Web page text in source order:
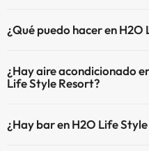
pago) Aquí tienes más info
Piscina al aire libre (toda la
¿Qué puedo hacer en
(algunas pueden ser de pago).
¿Hay aire acondicionado
Life Style Resort?
comunes.
¿Hay bar en H2O Life